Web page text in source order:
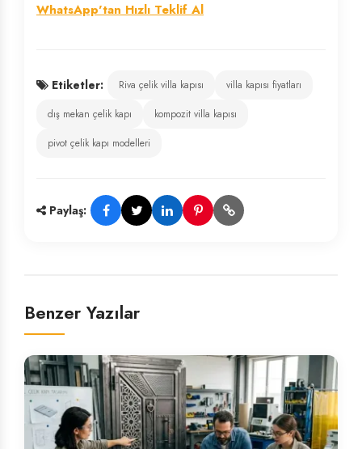
WhatsApp'tan Hızlı Teklif Al
Etiketler: Riva çelik villa kapısı
villa kapısı fiyatları
dış mekan çelik kapı
kompozit villa kapısı
pivot çelik kapı modelleri
Paylaş:
Benzer Yazılar